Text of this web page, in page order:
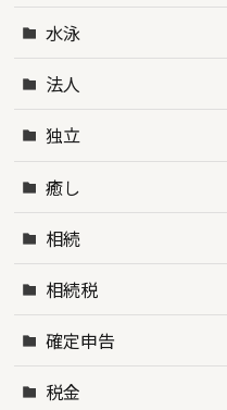
水泳
法人
独立
癒し
相続
相続税
確定申告
税金